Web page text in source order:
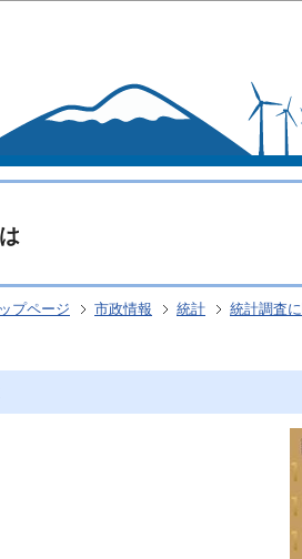
プページ 市政情報 統計 統計調査